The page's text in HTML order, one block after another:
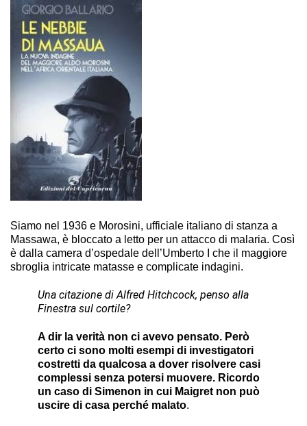
Siamo nel 1936 e Morosini, ufficiale italiano di stanza a
Massawa, è bloccato a letto per un attacco di malaria. Così
è dalla camera d’ospedale dell’Umberto I che il maggiore
sbroglia intricate matasse e complicate indagini.
Una citazione di Alfred Hitchcock, penso alla
Finestra sul cortile?
A dir la verità non ci avevo pensato. Però
certo ci sono molti esempi di investigatori
costretti da qualcosa a dover risolvere casi
complessi senza potersi muovere. Ricordo
un caso di Simenon in cui Maigret non può
uscire di casa perché malato.